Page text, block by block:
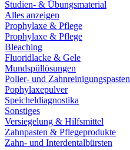
Studien- & Übungsmaterial
Alles anzeigen
Prophylaxe & Pflege
Prophylaxe & Pflege
Bleaching
Fluoridlacke & Gele
Mundspüllösungen
Polier- und Zahnreinigungspasten
Pophylaxepulver
Speicheldiagnostika
Sonstiges
Versiegelung & Hilfsmittel
Zahnpasten & Pflegeprodukte
Zahn- und Interdentalbürsten